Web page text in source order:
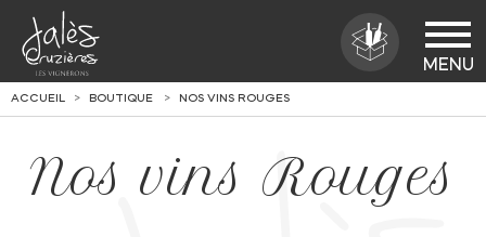
ACCUEIL BOUTIQUE NOS VINS ROUGES
Nos vins Rouges